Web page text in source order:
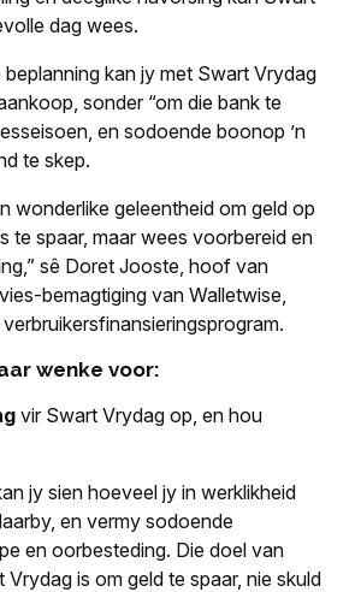
dag wees.
beplanning kan jy met Swart Vrydag
sonder “om die bank te
en sodoende boonop ’n
te skep.
wonderlike geleentheid om geld op
te spaar, maar wees voorbereid en
sê Doret Jooste, hoof van
bemagtiging van Walletwise,
wenke voor:
vir Swart Vrydag op, en hou
jy sien hoeveel jy in werklikheid
en vermy sodoende
en oorbesteding. Die doel van
is om geld te spaar, nie skuld